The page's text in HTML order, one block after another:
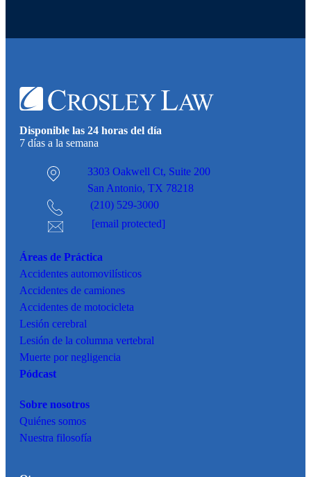
Disponible las 24 horas del día
7 días a la semana
3303 Oakwell Ct, Suite 200
San Antonio, TX 78218
(210) 529-3000
[email protected]
Áreas de Práctica
Accidentes automovilísticos
Accidentes de camiones
Accidentes de motocicleta
Lesión cerebral
Lesión de la columna vertebral
Muerte por negligencia
Pódcast
Sobre nosotros
Quiénes somos
Nuestra filosofía